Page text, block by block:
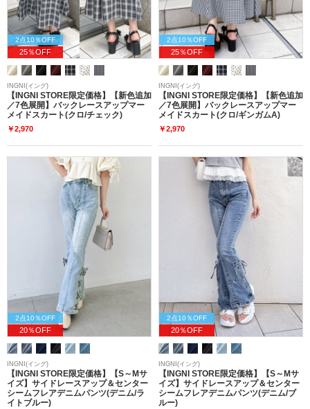
2点10％OFF
25％OFF
INGNI(イング)
【INGNI STORE限定価格】【新色追加
／7色展開】バックレースアップマー
メイドスカート(クロ/チェック)
￥2,970
2点10％OFF
25％OFF
INGNI(イング)
【INGNI STORE限定価格】【新色追加
／7色展開】バックレースアップマー
メイドスカート(クロ/ギンガムA)
￥2,970
2点10％OFF
20％OFF
INGNI(イング)
【INGNI STORE限定価格】【S～Mサ
イズ】サイドレースアップ＆センター
シームフレアデニムパンツ(デニム/ラ
イトブルー)
2点10％OFF
20％OFF
INGNI(イング)
【INGNI STORE限定価格】【S～Mサ
イズ】サイドレースアップ＆センター
シームフレアデニムパンツ(デニム/ブ
ルー)